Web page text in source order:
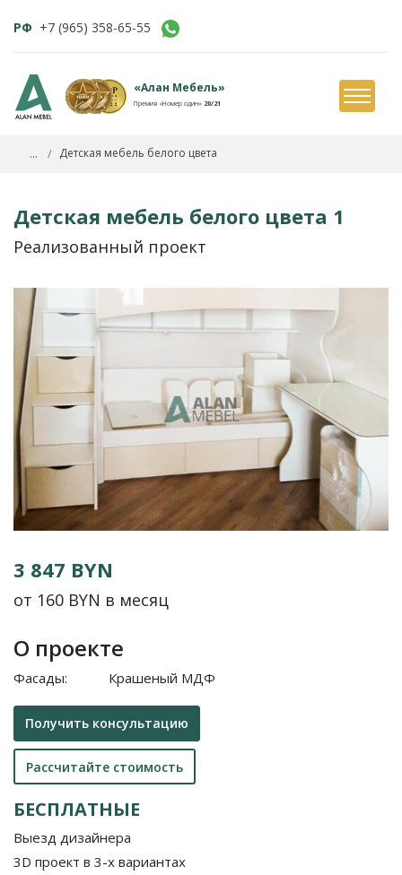
РФ +7 (965) 358-65-55
«Алан Мебель»
Премия «Номер один» 20/21
... Детская мебель белого цвета
Детская мебель белого цвета 1
Реализованный проект
3 847 BYN
от 160 BYN в месяц
О проекте
Фасады: Крашеный МДФ
Получить консультацию
Рассчитайте стоимость
БЕСПЛАТНЫЕ
Выезд дизайнера
3D проект в 3-х вариантах